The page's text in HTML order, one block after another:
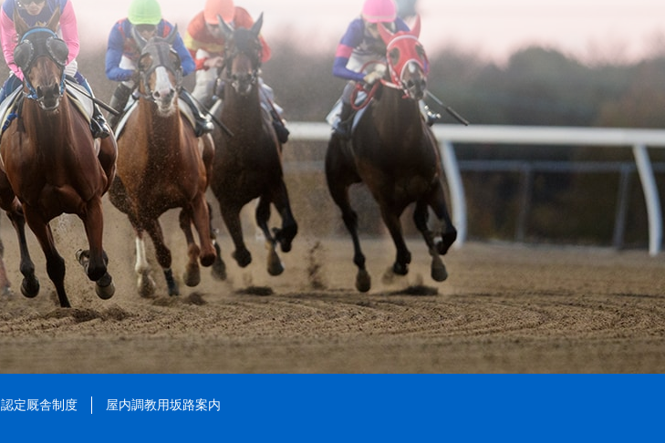
認定厩舎制度 屋内調教用坂路案内